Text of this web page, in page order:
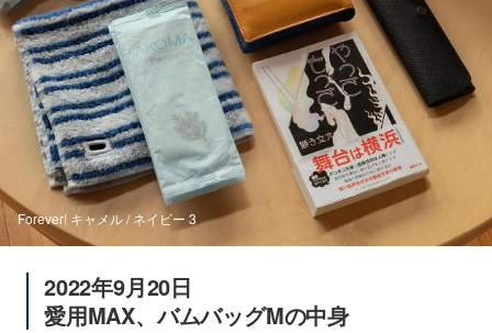
Forever! キャメル / ネイビー 3
2022年9月20日
愛用MAX、バムバッグMの中身